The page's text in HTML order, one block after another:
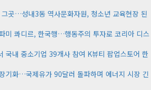
곳…성내3동 역사문화자원, 청소년 교육현장 된
미 콰디르, 한국행…행동주의 투자로 코리아 디스
국내 중소기업 39개사 참여 K뷰티 팝업스토어 한
기화…국제유가 90달러 돌파하며 에너지 시장 긴